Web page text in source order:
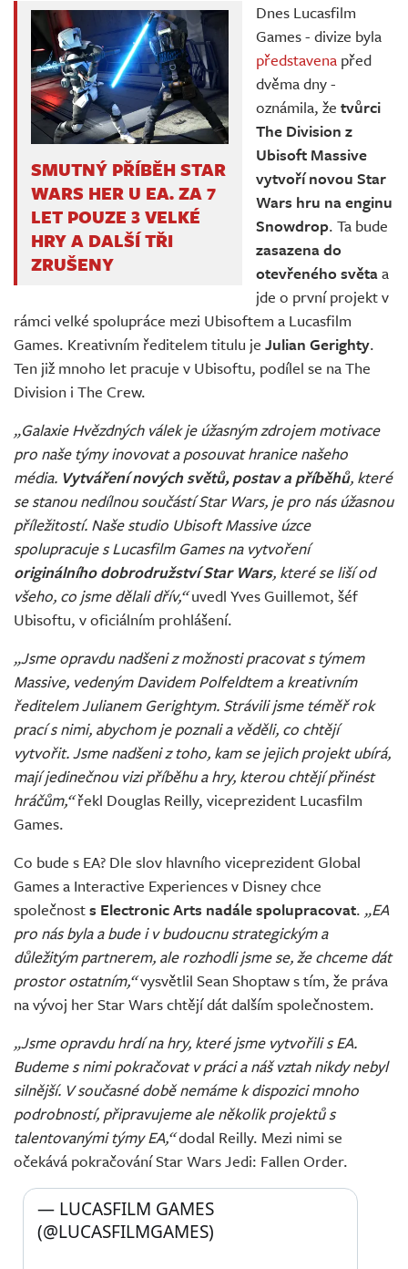
SMUTNÝ PŘÍBĚH STAR
WARS HER U EA. ZA 7
LET POUZE 3 VELKÉ
HRY A DALŠÍ TŘI
ZRUŠENY
Dnes Lucasfilm
Games - divize byla
představenapřed
dvěma dny -
oznámila, že tvůrci
The Division z
Ubisoft Massive
vytvoří novou Star
Wars hru na enginu
Snowdrop. Ta bude
zasazena do
otevřeného světaa
jde o první projekt v
rámci velké spolupráce mezi Ubisoftem a Lucasfilm
Games. Kreativním ředitelem titulu je Julian Gerighty.
Ten již mnoho let pracuje v Ubisoftu, podílel se na The
Division i The Crew.
„Galaxie Hvězdných válek je úžasným zdrojem motivace
pro naše týmy inovovat a posouvat hranice našeho
média. Vytváření nových světů, postav a příběhů, které
se stanou nedílnou součástí Star Wars, je pro nás úžasnou
příležitostí. Naše studio Ubisoft Massive úzce
spolupracuje s Lucasfilm Games na vytvoření
originálního dobrodružství Star Wars, které se liší od
všeho, co jsme dělali dřív,“uvedl Yves Guillemot, šéf
Ubisoftu, v oficiálním prohlášení.
„Jsme opravdu nadšeni z možnosti pracovat s týmem
Massive, vedeným Davidem Polfeldtem a kreativním
ředitelem Julianem Gerightym. Strávili jsme téměř rok
prací s nimi, abychom je poznali a věděli, co chtějí
vytvořit. Jsme nadšeni z toho, kam se jejich projekt ubírá,
mají jedinečnou vizi příběhu a hry, kterou chtějí přinést
hráčům,“řekl Douglas Reilly, viceprezident Lucasfilm
Games.
Co bude s EA? Dle slov hlavního viceprezident Global
Games a Interactive Experiences v Disney chce
společnosts Electronic Arts nadále spolupracovat. „EA
pro nás byla a bude i v budoucnu strategickým a
důležitým partnerem, ale rozhodli jsme se, že chceme dát
prostor ostatním,“vysvětlil Sean Shoptaw s tím, že práva
na vývoj her Star Wars chtějí dát dalším společnostem.
„Jsme opravdu hrdí na hry, které jsme vytvořili s EA.
Budeme s nimi pokračovat v práci a náš vztah nikdy nebyl
silnější. V současné době nemáme k dispozici mnoho
podrobností, připravujeme ale několik projektů s
talentovanými týmy EA,“dodal Reilly. Mezi nimi se
očekává pokračování Star Wars Jedi: Fallen Order.
— LUCASFILM GAMES
(@LUCASFILMGAMES)